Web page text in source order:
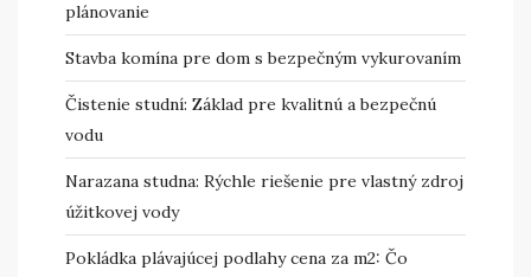
plánovanie
Stavba komína pre dom s bezpečným vykurovaním
Čistenie studní: Základ pre kvalitnú a bezpečnú
vodu
Narazana studna: Rýchle riešenie pre vlastný zdroj
úžitkovej vody
Pokládka plávajúcej podlahy cena za m2: Čo